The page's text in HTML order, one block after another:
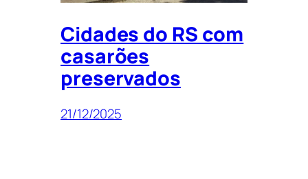
Cidades do RS com
casarões
preservados
21/12/2025